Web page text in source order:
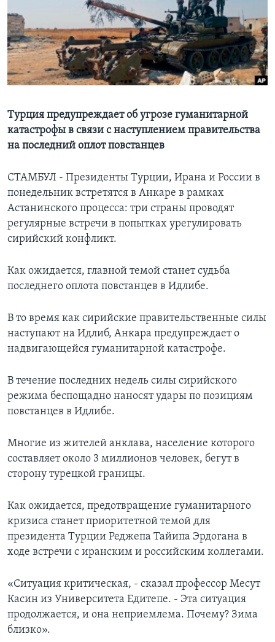
Learning English
СОЦИАЛЬНЫЕ СЕТИ
Языки
Турция предупреждает об угрозе гуманитарной
катастрофы в связи с наступлением правительства
на последний оплот повстанцев
СТАМБУЛ - Президенты Турции, Ирана и России в
понедельник встретятся в Анкаре в рамках
Астанинского процесса: три страны проводят
регулярные встречи в попытках урегулировать
сирийский конфликт.
Как ожидается, главной темой станет судьба
последнего оплота повстанцев в Идлибе.
В то время как сирийские правительственные силы
наступают на Идлиб, Анкара предупреждает о
надвигающейся гуманитарной катастрофе.
В течение последних недель силы сирийского
режима беспощадно наносят удары по позициям
повстанцев в Идлибе.
Многие из жителей анклава, население которого
составляет около 3 миллионов человек, бегут в
сторону турецкой границы.
Как ожидается, предотвращение гуманитарного
кризиса станет приоритетной темой для
президента Турции Реджепа Тайипа Эрдогана в
ходе встречи с иранским и российским коллегами.
«Ситуация критическая, - сказал профессор Месут
Касин из Университета Едитепе. - Эта ситуация
продолжается, и она неприемлема. Почему? Зима
близко».